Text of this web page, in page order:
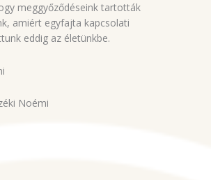
meggyőződéseink tartották
amiért egyfajta kapcsolati
eddig az életünkbe.
Noémi